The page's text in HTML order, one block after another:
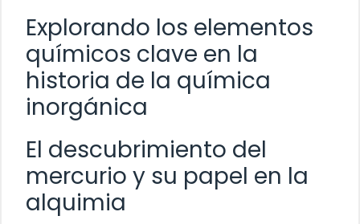
Explorando los elementos
químicos clave en la
historia de la química
inorgánica
El descubrimiento del
mercurio y su papel en la
alquimia